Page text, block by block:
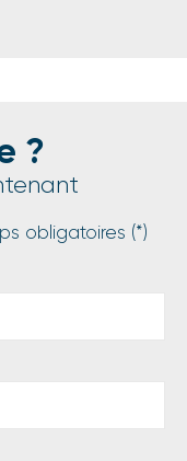
?
obligatoires (*)